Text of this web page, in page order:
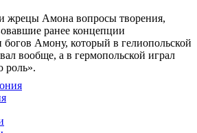
жрецы Амона вопросы творения,
ранее концепции
Амону, который в гелиопольской
вообще, а в гермопольской играл
роль».